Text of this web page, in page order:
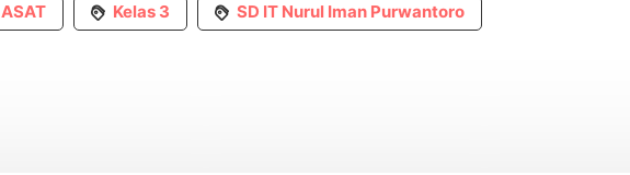
ASAT Kelas 3 SD IT Nurul Iman Purwantoro